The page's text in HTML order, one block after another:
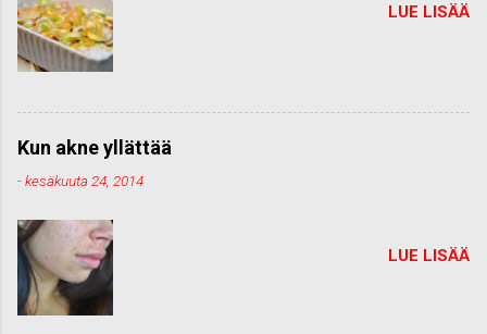
LUE LISÄÄ
Kun akne yllättää
-kesäkuuta 24, 2014
LUE LISÄÄ